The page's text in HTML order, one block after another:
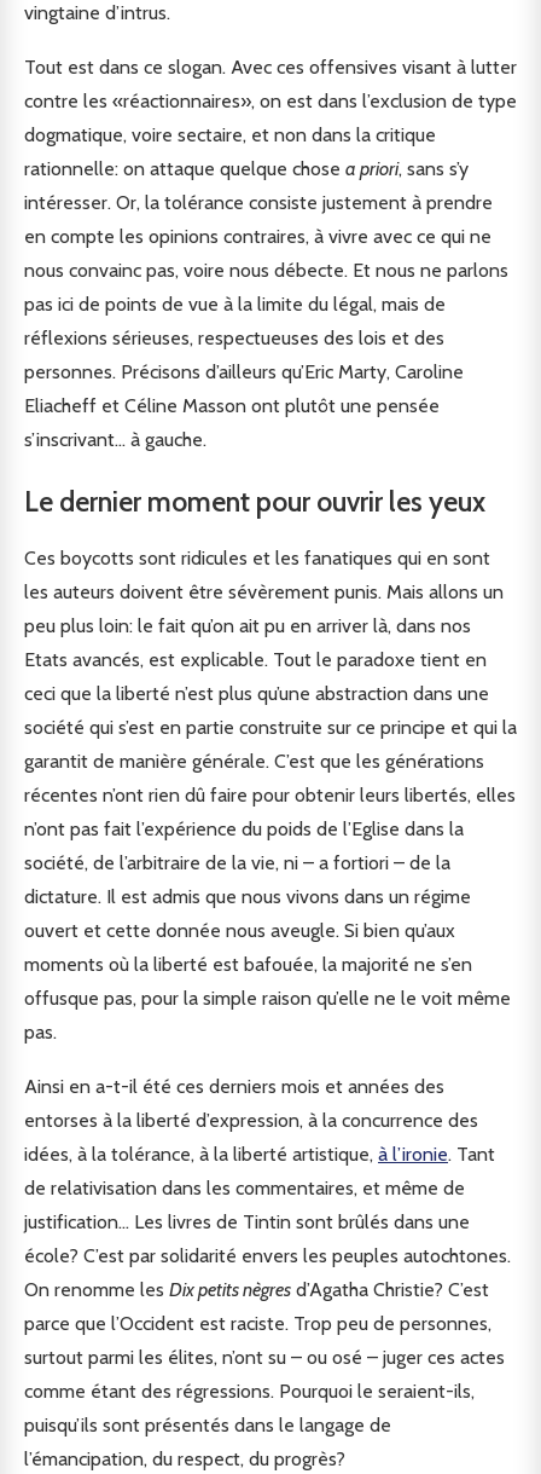
vingtaine d’intrus.
Tout est dans ce slogan. Avec ces offensives visant à lutter
contre les «réactionnaires», on est dans l’exclusion de type
dogmatique, voire sectaire, et non dans la critique
rationnelle: on attaque quelque chose a priori, sans s’y
intéresser. Or, la tolérance consiste justement à prendre
en compte les opinions contraires, à vivre avec ce qui ne
nous convainc pas, voire nous débecte. Et nous ne parlons
pas ici de points de vue à la limite du légal, mais de
réflexions sérieuses, respectueuses des lois et des
personnes. Précisons d’ailleurs qu’Eric Marty, Caroline
Eliacheff et Céline Masson ont plutôt une pensée
s’inscrivant… à gauche.
Le dernier moment pour ouvrir les yeux
Ces boycotts sont ridicules et les fanatiques qui en sont
les auteurs doivent être sévèrement punis. Mais allons un
peu plus loin: le fait qu’on ait pu en arriver là, dans nos
Etats avancés, est explicable. Tout le paradoxe tient en
ceci que la liberté n’est plus qu’une abstraction dans une
société qui s’est en partie construite sur ce principe et qui la
garantit de manière générale. C’est que les générations
récentes n’ont rien dû faire pour obtenir leurs libertés, elles
n’ont pas fait l’expérience du poids de l’Eglise dans la
société, de l’arbitraire de la vie, ni – a fortiori – de la
dictature. Il est admis que nous vivons dans un régime
ouvert et cette donnée nous aveugle. Si bien qu’aux
moments où la liberté est bafouée, la majorité ne s’en
offusque pas, pour la simple raison qu’elle ne le voit même
pas.
Ainsi en a-t-il été ces derniers mois et années des
entorses à la liberté d’expression, à la concurrence des
idées, à la tolérance, à la liberté artistique, à l’ironie. Tant
de relativisation dans les commentaires, et même de
justification… Les livres de Tintin sont brûlés dans une
école? C’est par solidarité envers les peuples autochtones.
On renomme les Dix petits nègres d’Agatha Christie? C’est
parce que l’Occident est raciste. Trop peu de personnes,
surtout parmi les élites, n’ont su – ou osé – juger ces actes
comme étant des régressions. Pourquoi le seraient-ils,
puisqu’ils sont présentés dans le langage de
l’émancipation, du respect, du progrès?